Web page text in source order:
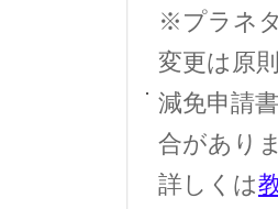
※プラネ
変更は原
減免申請
合があり
詳しくは